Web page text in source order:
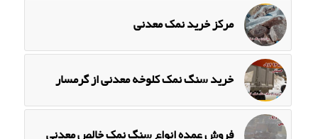
مرکز خرید نمک معدنی
خرید سنگ نمک کلوخه معدنی از گرمسار
فروش عمده انواع سنگ نمک خالص معدنی